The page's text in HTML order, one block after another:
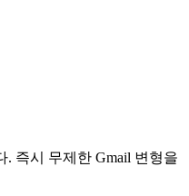
. 즉시 무제한 Gmail 변형을